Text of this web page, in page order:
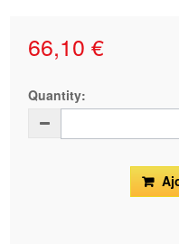
66,10 €
Quantity: